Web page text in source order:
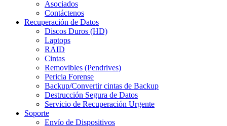
Asociados
Contáctenos
Recuperación de Datos
Discos Duros (HD)
Laptops
RAID
Cintas
Removibles (Pendrives)
Pericia Forense
Backup/Convertir cintas de Backup
Destrucción Segura de Datos
Servicio de Recuperación Urgente
Soporte
Envío de Dispositivos